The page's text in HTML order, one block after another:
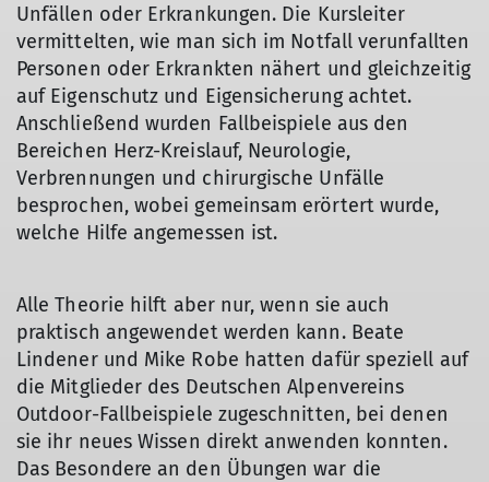
Unfällen oder Erkrankungen. Die Kursleiter
vermittelten, wie man sich im Notfall verunfallten
Personen oder Erkrankten nähert und gleichzeitig
auf Eigenschutz und Eigensicherung achtet.
Anschließend wurden Fallbeispiele aus den
Bereichen Herz-Kreislauf, Neurologie,
Verbrennungen und chirurgische Unfälle
besprochen, wobei gemeinsam erörtert wurde,
welche Hilfe angemessen ist.
Alle Theorie hilft aber nur, wenn sie auch
praktisch angewendet werden kann. Beate
Lindener und Mike Robe hatten dafür speziell auf
die Mitglieder des Deutschen Alpenvereins
Outdoor-Fallbeispiele zugeschnitten, bei denen
sie ihr neues Wissen direkt anwenden konnten.
Das Besondere an den Übungen war die
© DRK Ahrweiler